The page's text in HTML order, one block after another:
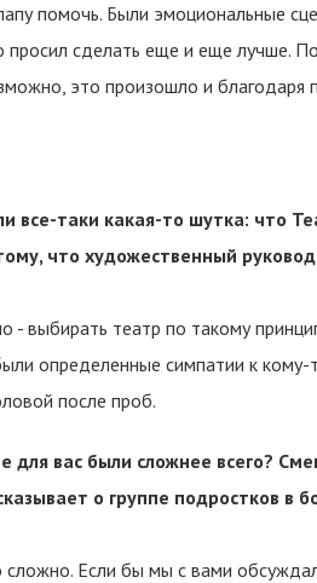
помочь. Были эмоциональные
сделать еще и еще лучше.
это произошло и благодаря
все-таки какая-то шутка: что
что художественный
- выбирать театр по такому
определенные симпатии к
после проб.
для вас были сложнее всего?
о группе подростков
Если бы мы с вами